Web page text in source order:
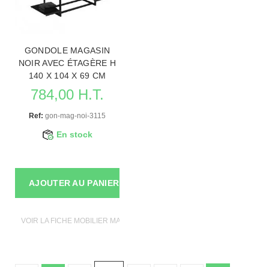
GONDOLE MAGASIN
NOIR AVEC ÉTAGÈRE H
140 X 104 X 69 CM
784,00 H.T.
Ref: gon-mag-noi-3115
En stock
AJOUTER AU PANIER
VOIR LA FICHE MOBILIER MAGASIN